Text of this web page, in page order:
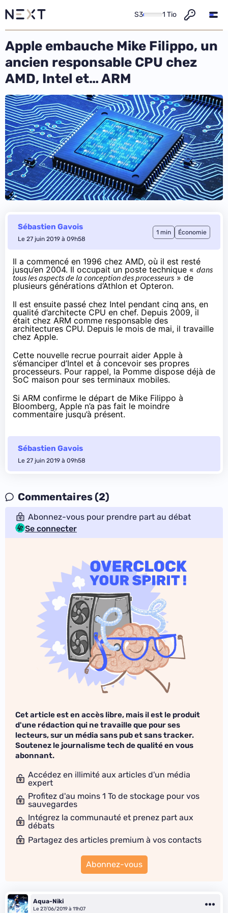
S3 1 Tio
Apple embauche Mike Filippo, un
ancien responsable CPU chez
AMD, Intel et… ARM
Sébastien Gavois
Le 27 juin 2019 à 09h58
1 min Économie
Il a commencé en 1996 chez AMD, où il est resté
jusqu’en 2004. Il occupait un poste technique « dans
tous les aspects de la conception des processeurs » de
plusieurs générations d’Athlon et Opteron.
Il est ensuite passé chez Intel pendant cinq ans, en
qualité d’architecte CPU en chef. Depuis 2009, il
était chez ARM comme responsable des
architectures CPU. Depuis le mois de mai, il travaille
chez Apple.
Cette nouvelle recrue pourrait aider Apple à
s’émanciper d’Intel et à concevoir ses propres
processeurs. Pour rappel, la Pomme dispose déjà de
SoC maison pour ses terminaux mobiles.
Si ARM confirme le départ de Mike Filippo à
Bloomberg, Apple n’a pas fait le moindre
commentaire jusqu’à présent.
Sébastien Gavois
Le 27 juin 2019 à 09h58
Commentaires (2)
Abonnez-vous pour prendre part au débat
Se connecter
Cet article est en accès libre, mais il est le produit
d'une rédaction qui ne travaille que pour ses
lecteurs, sur un média sans pub et sans tracker.
Soutenez le journalisme tech de qualité en vous
abonnant.
Accédez en illimité aux articles d'un média
expert
Profitez d'au moins 1 To de stockage pour vos
sauvegardes
Intégrez la communauté et prenez part aux
débats
Partagez des articles premium à vos contacts
Abonnez-vous
Aqua-Niki
Le 27/06/2019 à 11h07